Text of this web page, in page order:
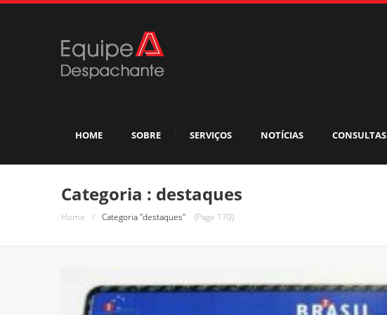
HOME SOBRE SERVIÇOS NOTÍCIAS CONSULTAS
Categoria : destaques
Home / Categoria "destaques" (Page 170)